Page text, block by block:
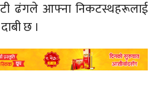
ढंगले आफ्ना निकटस्थहरूलाई
छ ।